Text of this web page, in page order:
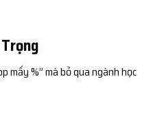
mấy %” mà bỏ qua ngành học